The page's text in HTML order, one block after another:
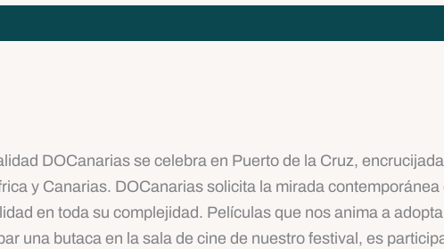
DOCanarias se celebra en Puerto de la Cruz,
y Canarias. DOCanarias solicita la mirada
en toda su complejidad. Películas que nos anima a
una butaca en la sala de cine de nuestro festival, es